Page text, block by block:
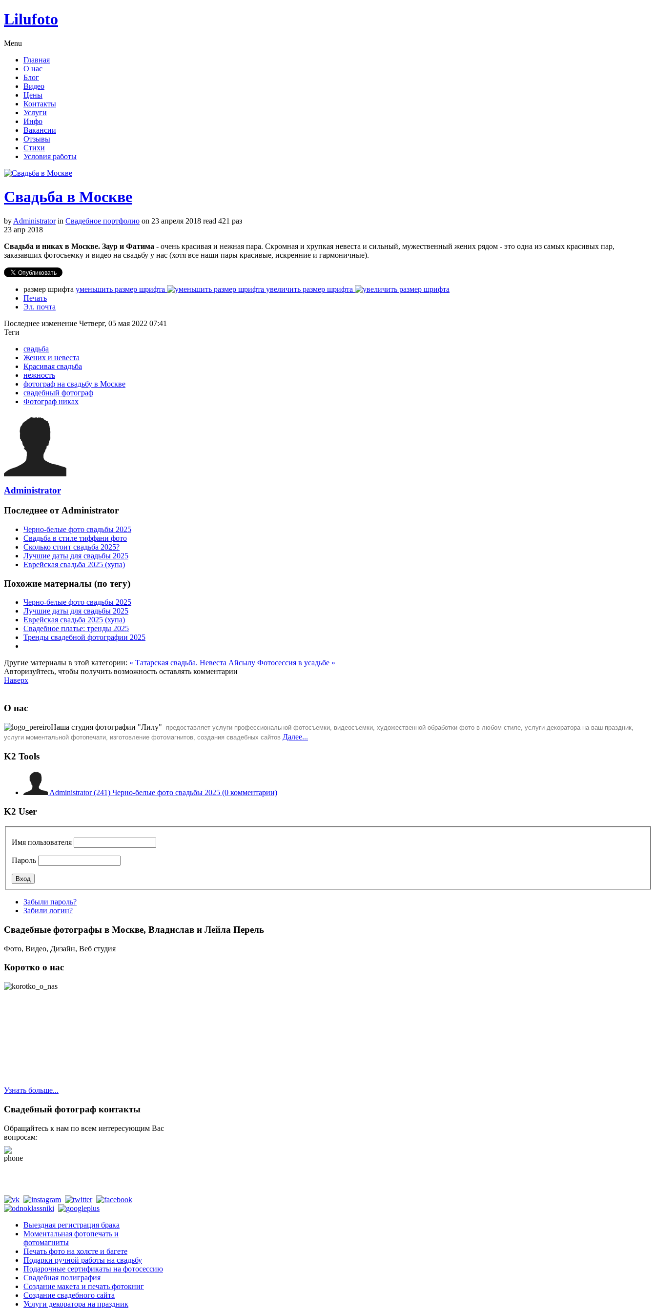
Lilufoto
Menu
Главная
О нас
Блог
Видео
Цены
Контакты
Услуги
Инфо
Вакансии
Отзывы
Стихи
Условия работы
Свадьба в Москве
by Administrator in Свадебное портфолио on 23 апреля 2018 read 421 раз
23 апр 2018
Свадьба и никах в Москве. Заур и Фатима - очень красивая и нежная пара. Скромная и хрупкая невеста и сильный, мужественный жених рядом - это одна из самых красивых пар,
заказавших фотосъемку и видео на свадьбу у нас (хотя все наши пары красивые, искренние и гармоничные).
размер шрифта уменьшить размер шрифта
увеличить размер шрифта
Печать
Эл. почта
Последнее изменение Четверг, 05 мая 2022 07:41
Теги
свадьба
Жених и невеста
Красивая свадьба
нежность
фотограф на свадьбу в Москве
свадебный фотограф
Фотограф никах
Administrator
Последнее от Administrator
Черно-белые фото свадьбы 2025
Свадьба в стиле тиффани фото
Сколько стоит свадьба 2025?
Лучшие даты для свадьбы 2025
Еврейская свадьба 2025 (хупа)
Похожие материалы (по тегу)
Черно-белые фото свадьбы 2025
Лучшие даты для свадьбы 2025
Еврейская свадьба 2025 (хупа)
Свадебное платье: тренды 2025
Тренды свадебной фотографии 2025
Другие материалы в этой категории: « Татарская свадьба. Невеста Айсылу Фотосессия в усадьбе »
Авторизуйтесь, чтобы получить возможность оставлять комментарии
Наверх
О нас
Наша студия фотографии "Лилу" предоставляет услуги профессиональной фотосъемки, видеосъемки, художественной обработки фото в любом стиле, услуги декоратора на ваш праздник,
услуги моментальной фотопечати, изготовление фотомагнитов, создания свадебных сайтов Далее...
K2 Tools
Administrator(241) Черно-белые фото свадьбы 2025 (0 комментарии)
K2 User
Имя пользователя
Пароль
Забыли пароль?
Забили логин?
Свадебные фотографы в Москве, Владислав и Лейла Перель
Фото, Видео, Дизайн, Веб студия
Коротко о нас
Узнать больше...
Свадебный фотограф контакты
Обращайтесь к нам по всем интересующим Вас
вопросам:
Выездная регистрация брака
Моментальная фотопечать и
фотомагниты
Печать фото на холсте и багете
Подарки ручной работы на свадьбу
Подарочные сертификаты на фотосессию
Свадебная полиграфия
Создание макета и печать фотокниг
Создание свадебного сайта
Услуги декоратора на праздник